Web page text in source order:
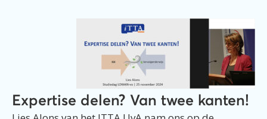
Expertise delen? Van twee kanten!